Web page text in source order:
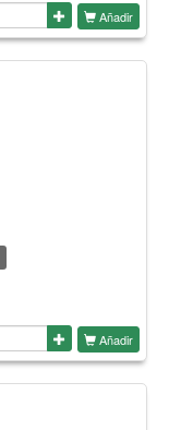
Añadir
Añadir